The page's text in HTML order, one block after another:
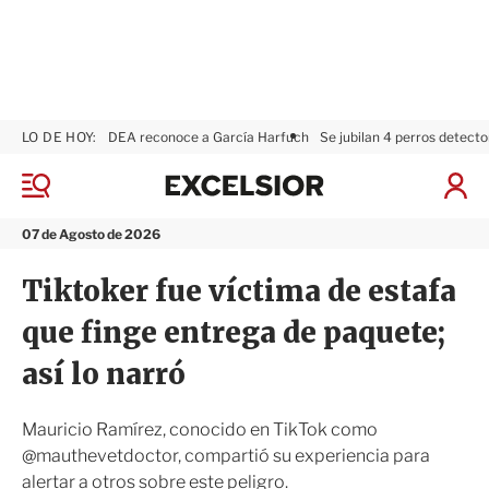
M
n
07 de Agosto de 2026
LO DE HOY: DEA reconoce a García Harfuch Se jubilan 4 perros
I
a
x
Tiktoker fue víctima de estafa
que finge entrega de paquete;
así lo narró
Mauricio Ramírez, conocido en TikTok como
@mauthevetdoctor, compartió su experiencia para
alertar a otros sobre este peligro.